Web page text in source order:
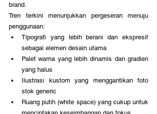
brand.
Tren terkini menunjukkan pergeseran menuju
penggunaan:
Tipografi yang lebih berani dan ekspresif
sebagai elemen desain utama
Palet warna yang lebih dinamis dan gradien
yang halus
Ilustrasi kustom yang menggantikan foto
stok generic
Ruang putih (white space) yang cukup untuk